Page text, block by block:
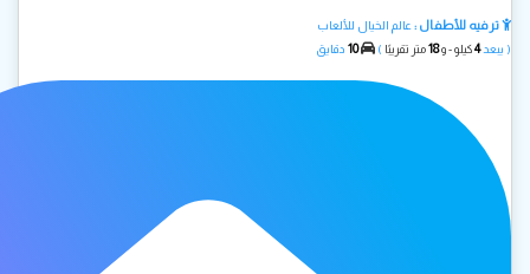
ترفيه للأطفال : عالم الخيال للألعاب
( يبعد4كيلو - و18متر تقريبًا )
10 دقايق